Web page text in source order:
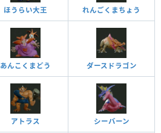
ほうらい大王 れんごくまちょう
あんこくまどう ダースドラゴン
アトラス シーバーン